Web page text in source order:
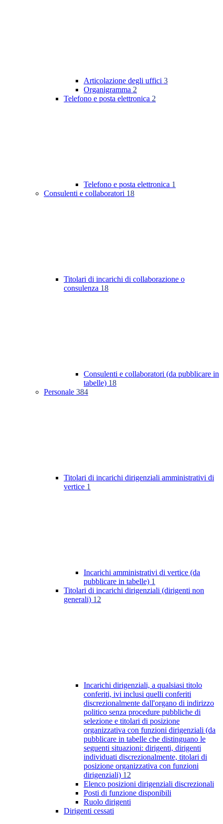
Articolazione degli uffici 3
Organigramma 2
Telefono e posta elettronica 2
Telefono e posta elettronica 1
Consulenti e collaboratori 18
Titolari di incarichi di collaborazione o
consulenza 18
Consulenti e collaboratori (da pubblicare in
tabelle) 18
Personale 384
Titolari di incarichi dirigenziali amministrativi di
vertice 1
Incarichi amministrativi di vertice (da
pubblicare in tabelle) 1
Titolari di incarichi dirigenziali (dirigenti non
generali) 12
Incarichi dirigenziali, a qualsiasi titolo
conferiti, ivi inclusi quelli conferiti
discrezionalmente dall'organo di indirizzo
politico senza procedure pubbliche di
selezione e titolari di posizione
organizzativa con funzioni dirigenziali (da
pubblicare in tabelle che distinguano le
seguenti situazioni: dirigenti, dirigenti
individuati discrezionalmente, titolari di
posizione organizzativa con funzioni
dirigenziali) 12
Elenco posizioni dirigenziali discrezionali
Posti di funzione disponibili
Ruolo dirigenti
Dirigenti cessati